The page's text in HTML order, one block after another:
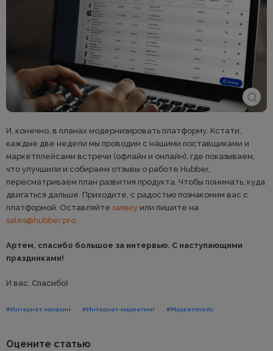
И, конечно, в планах модернизировать платформу. Кстати,
каждые две недели мы проводим с нашими поставщиками и
маркетплейсами встречи (офлайн и онлайн), где показываем,
что улучшили и собираем отзывы о работе Hubber,
пересматриваем план развития продукта. Чтобы понимать, куда
двигаться дальше. Приходите, с радостью познакомим вас с
платформой. Оставляйте заявку или пишите на
sales@hubber.pro.
Артем, спасибо большое за интервью. С наступающими
праздниками!
И вас. Спасибо)
#Интернет-магазин #Интернет-маркетинг #Маркетплейс
Оцените статью